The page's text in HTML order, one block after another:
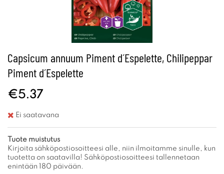
Capsicum annuum Piment d´Espelette, Chilipeppar
Piment d´Espelette
€5.37
Ei saatavana
Tuote muistutus
Kirjoita sähköpostiosoitteesi alle, niin ilmoitamme sinulle, kun
tuotetta on saatavilla! Sähköpostiosoitteesi tallennetaan
enintään 180 päivään.